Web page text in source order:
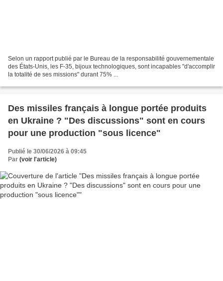
Selon un rapport publié par le Bureau de la responsabilité gouvernementale
des États-Unis, les F-35, bijoux technologiques, sont incapables "d'accomplir
la totalité de ses missions" durant 75% ...
Des missiles français à longue portée produits
en Ukraine ? "Des discussions" sont en cours
pour une production "sous licence"
Publié le 30/06/2026 à 09:45
Par (voir l'article)